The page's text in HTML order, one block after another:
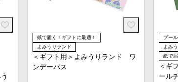
紙で届く！ギフトに最適！
よみうりランド
＜ギフト用＞よみうりランド ワ
ンデーパス
プー
よみ
紙で
＜ギ
ール